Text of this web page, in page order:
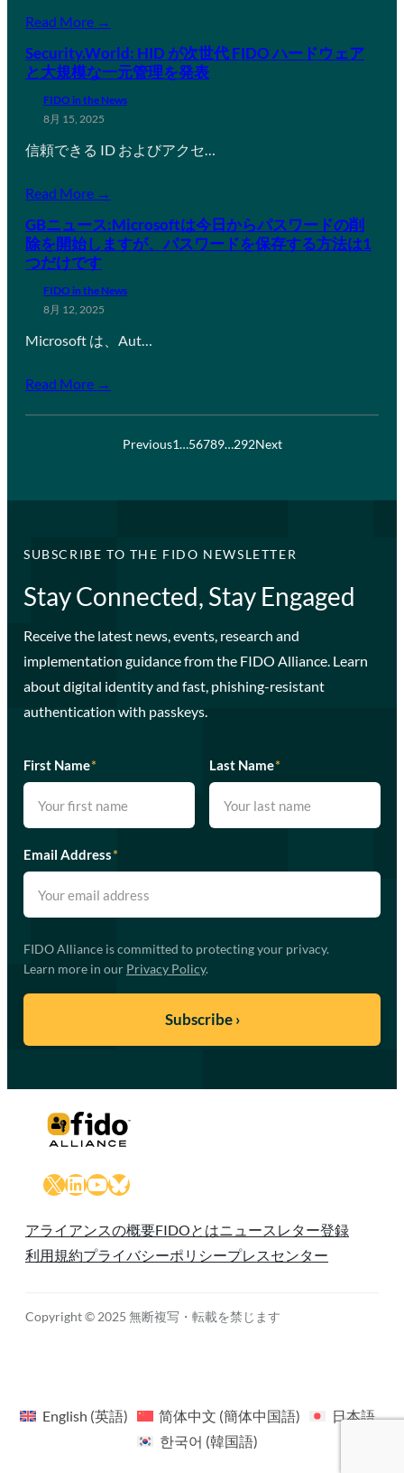
Read More →
Security.World: HID が次世代 FIDO ハードウェア
と大規模な一元管理を発表
FIDO in the News
8月 15, 2025
信頼できる ID およびアクセ…
Read More →
GBニュース:Microsoftは今日からパスワードの削
除を開始しますが、パスワードを保存する方法は1
つだけです
FIDO in the News
8月 12, 2025
Microsoft は、Aut…
Read More →
Previous1…56789…292Next
SUBSCRIBE TO THE FIDO NEWSLETTER
Stay Connected, Stay Engaged
Receive the latest news, events, research and
implementation guidance from the FIDO Alliance. Learn
about digital identity and fast, phishing-resistant
authentication with passkeys.
First Name* Last Name*
Email Address*
FIDO Alliance is committed to protecting your privacy.
Learn more in our Privacy Policy.
X LinkedIn
YouTube
Bluesky
アライアンスの概要FIDOとは ニュースレター登録
利用規約プライバシーポリシープレスセンター
Copyright © 2025 無断複写・転載を禁じます
English (英語) 简体中文 (簡体中国語)
日本語
한국어 (韓国語)